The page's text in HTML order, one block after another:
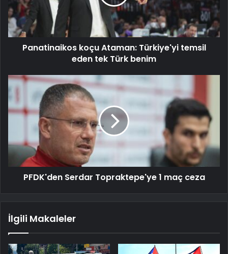
Panatinaikos koçu Ataman: Türkiye'yi temsil
eden tek Türk benim
PFDK'den Serdar Topraktepe'ye 1 maç ceza
İlgili Makaleler